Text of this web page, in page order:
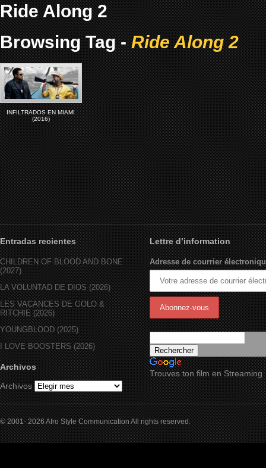
Ride Along 2
Browsing Tag -Ride Along 2
INFILTRADOS EN MIAMI
(2016)
Entradas recientes
CHILDREN OF BLOOD AND BONE
(2027)
LA VOLUNTAD DE DIOS (2026)
LES VACANCES DE GOLO &
RITCHIE (2026)
YOUNGBLOOD (2025)
I LOVE BOOSTERS (2026)
Archivos
Archivos
Lettre d’information
Adresse de courrier
Trouves ton film en Streaming
© 2001- 2026 Afro Style Communication All rights reserved.